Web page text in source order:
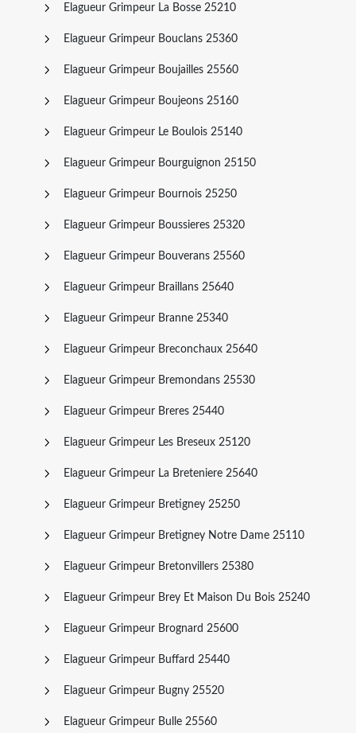
Elagueur Grimpeur La Bosse 25210
Elagueur Grimpeur Bouclans 25360
Elagueur Grimpeur Boujailles 25560
Elagueur Grimpeur Boujeons 25160
Elagueur Grimpeur Le Boulois 25140
Elagueur Grimpeur Bourguignon 25150
Elagueur Grimpeur Bournois 25250
Elagueur Grimpeur Boussieres 25320
Elagueur Grimpeur Bouverans 25560
Elagueur Grimpeur Braillans 25640
Elagueur Grimpeur Branne 25340
Elagueur Grimpeur Breconchaux 25640
Elagueur Grimpeur Bremondans 25530
Elagueur Grimpeur Breres 25440
Elagueur Grimpeur Les Breseux 25120
Elagueur Grimpeur La Breteniere 25640
Elagueur Grimpeur Bretigney 25250
Elagueur Grimpeur Bretigney Notre Dame 25110
Elagueur Grimpeur Bretonvillers 25380
Elagueur Grimpeur Brey Et Maison Du Bois 25240
Elagueur Grimpeur Brognard 25600
Elagueur Grimpeur Buffard 25440
Elagueur Grimpeur Bugny 25520
Elagueur Grimpeur Bulle 25560